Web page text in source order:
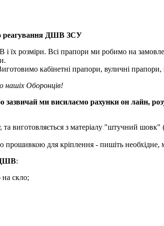
реагування ДШВ ЗСУ
їх розміри. Всі прапори ми робимо на
кабінетні прапори, вуличні прапори,
нашіх Оборонців!
ми висилаємо рахунки он лайн,
з матеріалу "штучний шовк"
для кріплення - пишіть необхідне,
ДШВ:
на скло;